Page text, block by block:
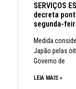
SERVIÇOS
decreta
segunda-
Medida
Japão pelas
Governo de
LEIA MAIS »